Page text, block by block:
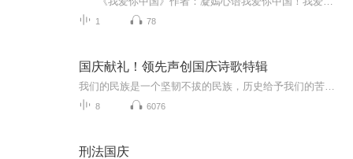
1 78
国庆献礼！领先声创国庆诗歌特辑
8 6076
刑法国庆